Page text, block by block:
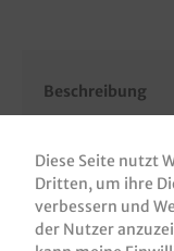
Beschreibung
Styropor,
für Pizzakarton,
Bewertungen
Diese Seite nutzt
Dritten, um ihre
verbessern und
der Nutzer